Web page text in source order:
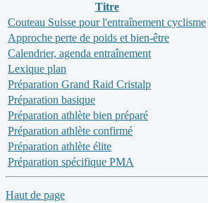
Titre
Couteau Suisse pour l'entraînement cyclisme
Approche perte de poids et bien-être
Calendrier, agenda entraînement
Lexique plan
Préparation Grand Raid Cristalp
Préparation basique
Préparation athlète bien préparé
Préparation athlète confirmé
Préparation athlète élite
Préparation spécifique PMA
Haut de page